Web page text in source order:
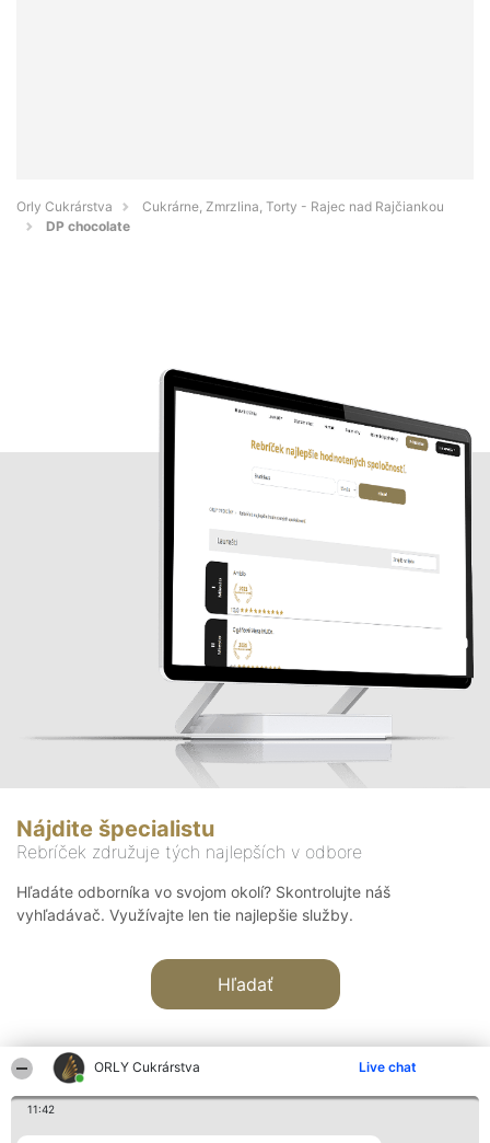
ORLY Cukrárstva Live chat
11:42
Orly Cukrárstva
Cukrárne, Zmrzlina, Torty - Rajec nad Rajčiankou
DP chocolate
Nájdite špecialistu
Rebríček združuje tých najlepších v odbore
Hľadáte odborníka vo svojom okolí? Skontrolujte náš
vyhľadávač. Využívajte len tie najlepšie služby.
Hľadať